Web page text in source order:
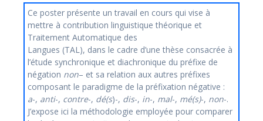
Ce poster présente un travail en cours qui vise à
mettre à contribution linguistique théorique et
Traitement Automatique des
Langues (TAL), dans le cadre d’une thèse consacrée à
l’étude synchronique et diachronique du préfixe de
négation non– et sa relation aux autres préfixes
composant le paradigme de la préfixation négative :
a-, anti-, contre-, dé(s)-, dis-, in-, mal-, mé(s)-, non-.
J’expose ici la méthodologie employée pour comparer